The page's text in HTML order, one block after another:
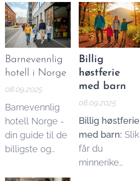
Barnevennlig
hotell i Norge
08.09.2025
Barnevennlig
hotell Norge -
din guide til de
billigste og
alternativene.
Billig
høstferie
med barn
08.09.2025
Billig høstferie
med barn: Slik
får du
minnerike